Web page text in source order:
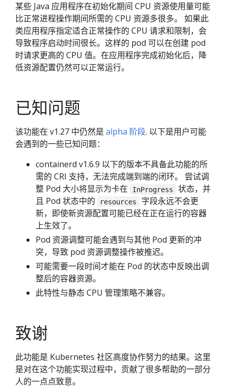
某些 Java 应用程序在初始化期间 CPU 资源使用量可能
比正常进程操作期间所需的 CPU 资源多很多。 如果此
类应用程序指定适合正常操作的 CPU 请求和限制，会
导致程序启动时间很长。这样的 pod 可以在创建 pod
时请求更高的 CPU 值。在应用程序完成初始化后，降
低资源配置仍然可以正常运行。
已知问题
该功能在 v1.27 中仍然是alpha 阶段. 以下是用户可能
会遇到的一些已知问题：
containerd v1.6.9 以下的版本不具备此功能的所
需的 CRI 支持，无法完成端到端的闭环。 尝试调
整 Pod 大小将显示为卡在
InProgress
状态，并
且 Pod 状态中的
resources
字段永远不会更
新，即使新资源配置可能已经在正在运行的容器
上生效了。
Pod 资源调整可能会遇到与其他 Pod 更新的冲
突，导致 pod 资源调整操作被推迟。
可能需要一段时间才能在 Pod 的状态中反映出调
整后的容器资源。
此特性与静态 CPU 管理策略不兼容。
致谢
此功能是 Kubernetes 社区高度协作努力的结果。这里
是对在这个功能实现过程中，贡献了很多帮助的一部分
人的一点点致意。